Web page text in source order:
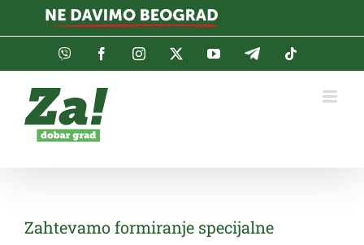
Viber FacebookInstagramTwitterYouTubeTelegram
Zahtevamo formiranje specijalne